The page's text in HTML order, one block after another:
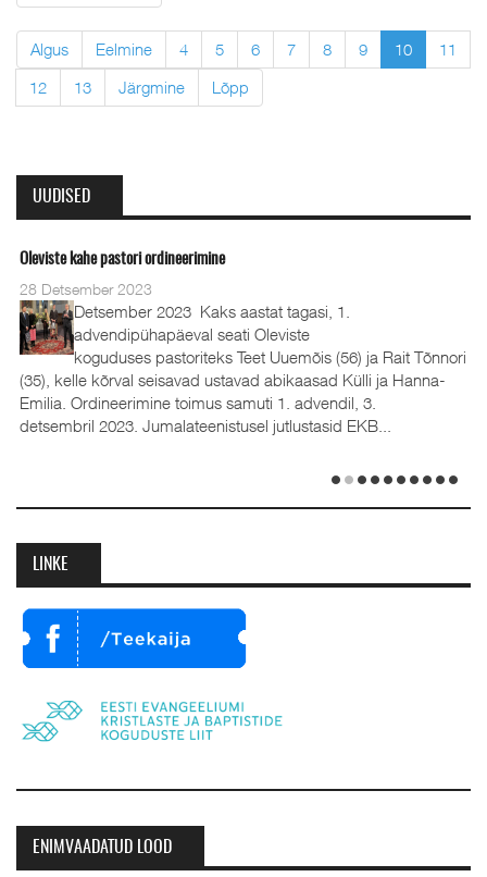
Algus Eelmine 4 5 6 7 8 9 10
11
12
13 Järgmine Lõpp
UUDISED
Oleviste kahe pastori ordineerimine
28 Detsember 2023
Detsember 2023 Kaks aastat tagasi, 1.
advendipühapäeval seati Oleviste
koguduses pastoriteks Teet Uuemõis (56) ja Rait Tõnnori
(35), kelle kõrval seisavad ustavad abikaasad Külli ja Hanna-
Emilia. Ordineerimine toimus samuti 1. advendil, 3.
detsembril 2023. Jumalateenistusel jutlustasid EKB...
LINKE
ENIMVAADATUD LOOD